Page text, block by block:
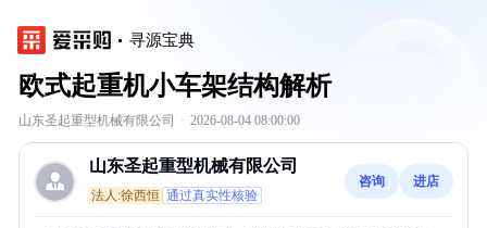
寻源宝典
欧式起重机小车架结构解析
山东圣起重型机械有限公司 · 2026-08-04 08:00:00
山东圣起重型机械有限公司
法人:徐西恒 通过真实性核验
咨询 进店